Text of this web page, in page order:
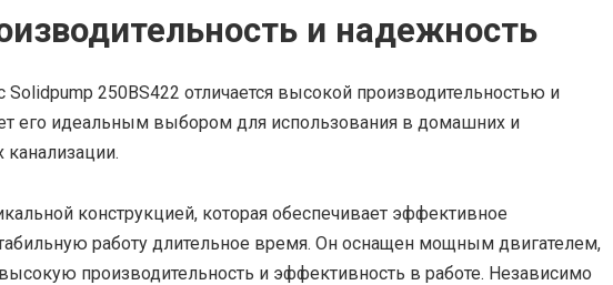
и надежность
Solidpump 250BS422 отличается высокой производительностью и
его идеальным выбором для использования в домашних и
канализации.
конструкцией, которая обеспечивает эффективное
работу длительное время. Он оснащен мощным двигателем,
производительность и эффективность в работе. Независимо